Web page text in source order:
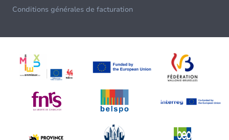
Conditions générales de facturation